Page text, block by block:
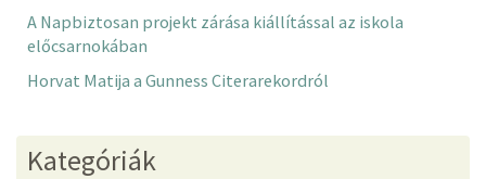
A Napbiztosan projekt zárása kiállítással az iskola
előcsarnokában
Horvat Matija a Gunness Citerarekordról
Kategóriák